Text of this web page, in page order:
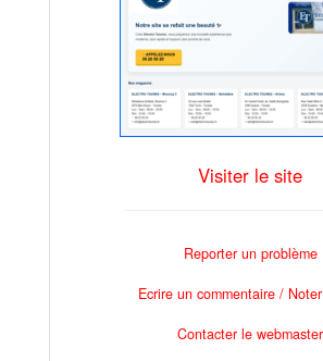
Visiter le site
Reporter un problème
Ecrire un commentaire /
Contacter le webmaster